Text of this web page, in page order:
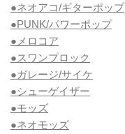
●ネオアコ/ギターポップ
●PUNK/パワーポップ
●メロコア
●スワンプロック
●ガレージ/サイケ
●シューゲイザー
●モッズ
●ネオモッズ